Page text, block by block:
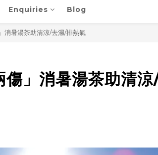
Enquiries Blog
消暑湯茶助清涼/去濕/排熱氣
傷」消暑湯茶助清